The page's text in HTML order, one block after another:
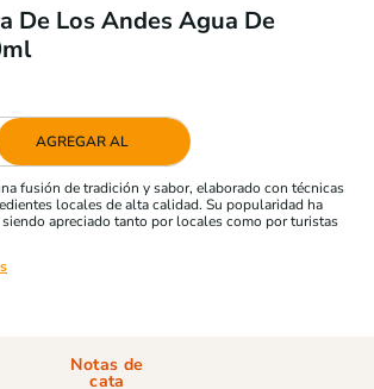
De Los Andes Agua De
AGREGAR AL
fusión de tradición y sabor, elaborado con técnicas
locales de alta calidad. Su popularidad ha
apreciado tanto por locales como por turistas
Notas de
cata